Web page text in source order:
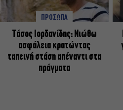
ΠΡΟΣΩΠΑ
Tάσος Ιορδανίδης: Νιώθω
ασφάλεια κρατώντας
ταπεινή στάση απέναντι στα
πράγματα